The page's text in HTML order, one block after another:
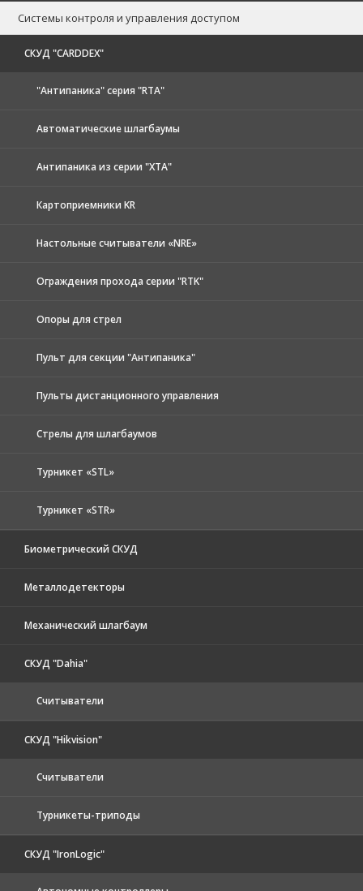
Системы контроля и управления доступом
CКУД "CARDDEX"
"Антипаника" серия "RTA"
Автоматические шлагбаумы
Антипаника из серии "XTA"
Картоприемники KR
Настольные считыватели «NRE»
Ограждения прохода серии "RTK"
Опоры для стрел
Пульт для секции "Антипаника"
Пульты дистанционного управления
Стрелы для шлагбаумов
Турникет «STL»
Турникет «STR»
Биометрический СКУД
Металлодетекторы
Механический шлагбаум
СКУД "Dahia"
Считыватели
СКУД "Hikvision"
Считыватели
Турникеты-триподы
СКУД "IronLogic"